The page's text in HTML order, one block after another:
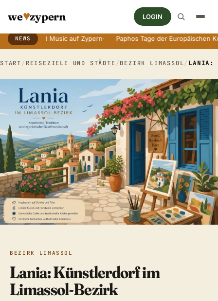
we♥zypern LOGIN
NEWS
Breaking News Ticker
Music auf Zypern· Paphos Tage der Europäischen Kultur·
START/ REISEZIELE UND STÄDTE/BEZIRK LIMASSOL/ LANIA:
BEZIRK LIMASSOL
Lania: Künstlerdorf im
Limassol-Bezirk